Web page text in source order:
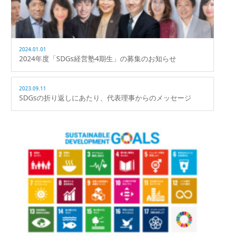
2024.01.01
2024年度「SDGs経営塾4期生」の募集のお知らせ
2023.09.11
SDGsの折り返しにあたり、代表理事からのメッセージ